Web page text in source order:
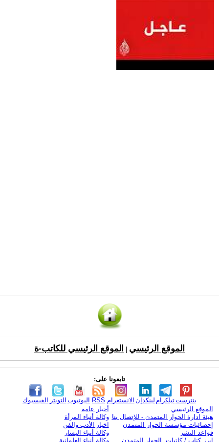
الموقع الرئيسي الموقع الرئيسي للكاتب-ة
تابعونا على:
الفيسبوك التويتر اليوتيوب RSS الانستغرام لينكدإن تيلكرامبنترست
الموقع الرئيسي
هيئة ادارة الحوار المتمدن - للإتصال بنا
إحصائيات مؤسسة الحوار المتمدن
قواعد النشر
ابرز كتاب / كاتبات الحوار المتمدن
أخبار عامة
وكالة أنباء المرأة
اخبار الأدب والفن
وكالة أنباء اليسار
وكالة أنباء العلمانية